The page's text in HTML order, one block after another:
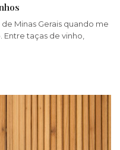
Minas Gerais quando me
taças de vinho,